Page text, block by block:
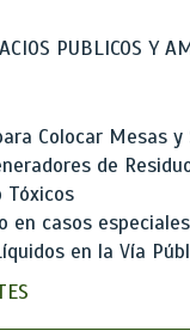
PUBLICOS Y
Colocar Mesas y
de
Tóxicos
en casos especiales
en la Vía